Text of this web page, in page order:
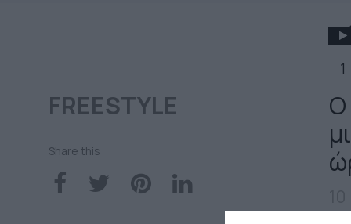
1
FREESTYLE
Share this
Ο